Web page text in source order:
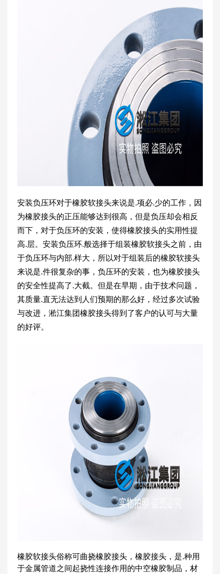
安装负压环对于橡胶软接头来说是.项必.少的工作，因
为橡胶接头的正压能够达到很高，但是负压却会相反
而下，对于负压环的安装，使得橡胶接头的实用性提
高.层。安装负压环.般选择于组装橡胶软接头之前，由
于负压环与内部.样大，所以对于组装后的橡胶软接头
来说是.件很复杂的事，负压环的安装，也为橡胶接头
的安全性提高了.大截。但是在早期，由于技术问题，
其质量.直无法达到人们预期的那么好，经过多次试验
与改进，淞江集团橡胶接头得到了客户的认可与大量
的好评。
橡胶软接头俗称可曲挠橡胶接头，橡胶接头，是.种用
于金属管道之间起挠性连接作用的中空橡胶制品，材